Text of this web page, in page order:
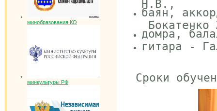
минобразования КО
минкультуры РФ
баян,
домра,
гитара -
Сроки